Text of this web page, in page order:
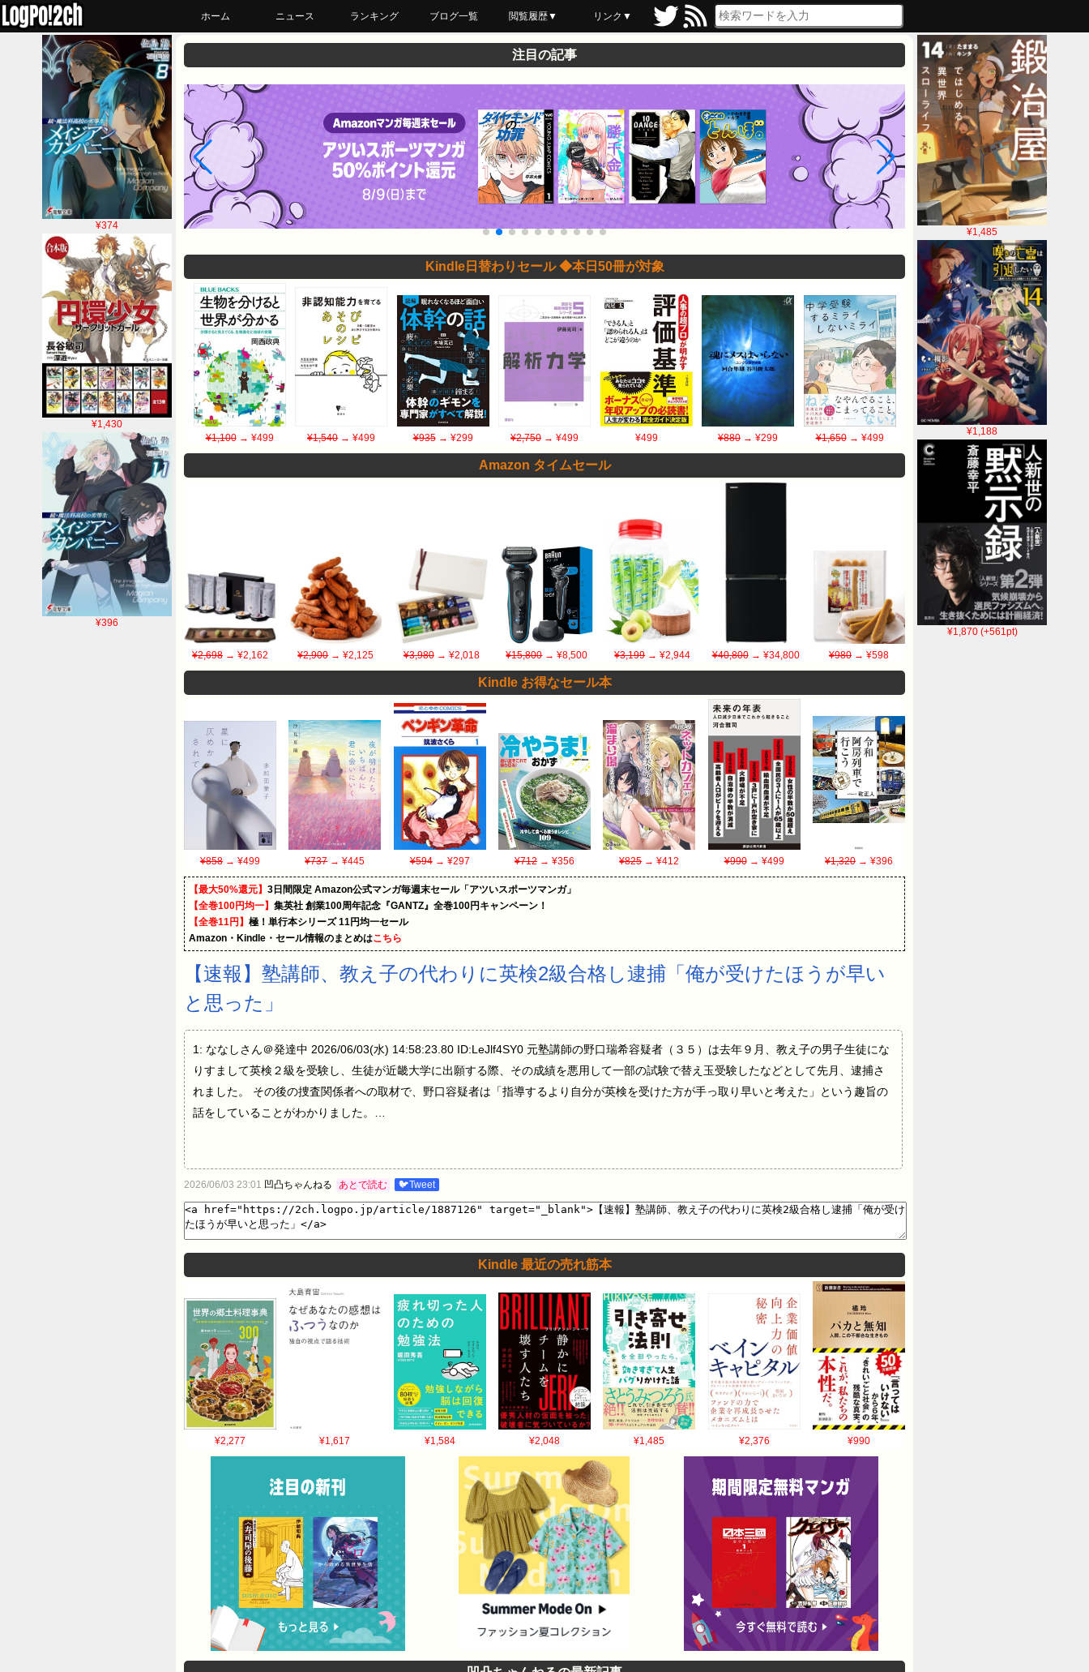
ホーム ニュース ランキング ブログ一覧 閲覧履歴▼
最近読んだ
あとで読む
ブックマーク
リンク▼
¥1,485
¥1,188
¥1,870 (+561pt)
¥374
¥1,430
¥396
注目の記事
Kindle日替わりセール ◆本日50冊が対象
¥1,100→ ¥499 ¥1,540 → ¥499 ¥935→ ¥299 ¥2,750 → ¥499 ¥499 ¥880 → ¥299 ¥1,650→ ¥499
Amazon タイムセール
¥2,698 → ¥2,162 ¥2,900→ ¥2,125 ¥3,980→ ¥2,018 ¥15,800→ ¥8,500 ¥3,199→ ¥2,944 ¥40,800→ ¥34,800 ¥980→ ¥598
Kindle お得なセール本
¥858 → ¥499 ¥737→ ¥445 ¥594→ ¥297 ¥712→ ¥356 ¥825→ ¥412 ¥990→ ¥499 ¥1,320→ ¥396
【最大50%還元】 3日間限定 Amazon公式マンガ毎週末セール「アツいスポーツマンガ」
【全巻100円均一】 集英社 創業100周年記念『GANTZ』全巻100円キャンペーン！
【全巻11円】 極！単行本シリーズ 11円均一セール
Amazon・Kindle・セール情報のまとめはこちら
【速報】塾講師、教え子の代わりに英検2級合格し逮捕「俺が受けたほうが早い
と思った」
1: ななしさん＠発達中 2026/06/03(水) 14:58:23.80 ID:LeJlf4SY0 元塾講師の野口瑞希容疑者（３５）は去年９月、教え子の男子生徒にな
りすまして英検２級を受験し、生徒が近畿大学に出願する際、その成績を悪用して一部の試験で替え玉受験したなどとして先月、逮捕さ
れました。 その後の捜査関係者への取材で、野口容疑者は「指導するより自分が英検を受けた方が手っ取り早いと考えた」という趣旨の
話をしていることがわかりました。…
2026/06/03 23:01 凹凸ちゃんねる あとで読む 🐦Tweet
Kindle 最近の売れ筋本
¥2,277 ¥1,617 ¥1,584 ¥2,048 ¥1,485 ¥2,376 ¥990